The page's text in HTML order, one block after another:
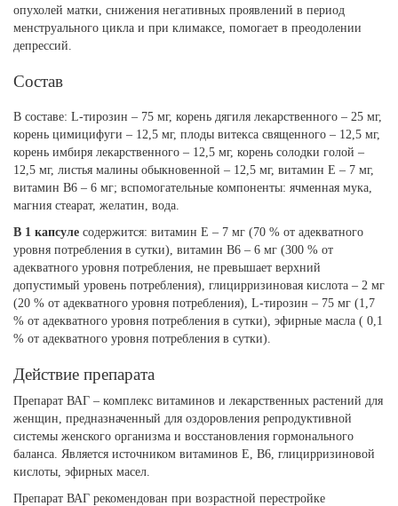
опухолей матки, снижения негативных проявлений в период
менструального цикла и при климаксе, помогает в преодолении
депрессий.
Состав
В составе: L-тирозин – 75 мг, корень дягиля лекарственного – 25 мг,
корень цимицифуги – 12,5 мг, плоды витекса священного – 12,5 мг,
корень имбиря лекарственного – 12,5 мг, корень солодки голой –
12,5 мг, листья малины обыкновенной – 12,5 мг, витамин Е – 7 мг,
витамин В6 – 6 мг; вспомогательные компоненты: ячменная мука,
магния стеарат, желатин, вода.
В 1 капсуле содержится: витамин Е – 7 мг (70 % от адекватного
уровня потребления в сутки), витамин В6 – 6 мг (300 % от
адекватного уровня потребления, не превышает верхний
допустимый уровень потребления), глицирризиновая кислота – 2 мг
(20 % от адекватного уровня потребления), L-тирозин – 75 мг (1,7
% от адекватного уровня потребления в сутки), эфирные масла ( 0,1
% от адекватного уровня потребления в сутки).
Действие препарата
Препарат ВАГ – комплекс витаминов и лекарственных растений для
женщин, предназначенный для оздоровления репродуктивной
системы женского организма и восстановления гормонального
баланса. Является источником витаминов Е, В6, глицирризиновой
кислоты, эфирных масел.
Препарат ВАГ рекомендован при возрастной перестройке